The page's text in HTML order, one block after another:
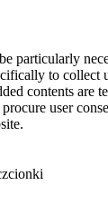
particularly
to collect
contents are
user